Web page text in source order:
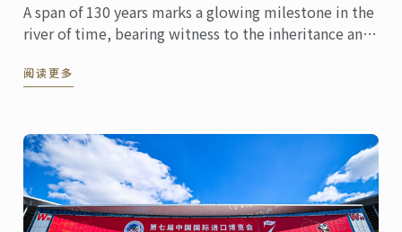
A span of 130 years marks a glowing milestone in the
river of time, bearing witness to the inheritance and
阅读更多